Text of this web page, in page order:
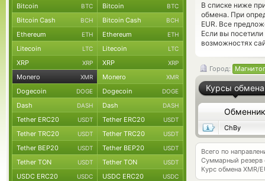
В списке ниже
обмена. При
EUR. Все
Если вы
возможностях
Город:
Курсы обмена
Обменник
ChBy
Всего по
Суммарный резерв
Курс обмена XMR/
Bitcoin BTC Bitcoin BTC
Bitcoin Cash BCH Bitcoin Cash BCH
Ethereum ETH Ethereum ETH
Litecoin LTC Litecoin LTC
XRP XRP XRP XRP
Monero XMR Monero XMR
Dogecoin DOGE Dogecoin DOGE
Dash DASH Dash DASH
Tether ERC20 USDT Tether ERC20 USDT
Tether TRC20 USDT Tether TRC20 USDT
Tether BEP20 USDT Tether BEP20 USDT
Tether TON USDT Tether TON USDT
USDC ERC20 USDC USDC ERC20 USDC